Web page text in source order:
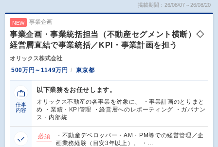
掲載期間：26/08/07～26/08/20
NEW 事業企画
事業企画・事業統括担当（不動産セグメント横断）◇
経営層直結で事業統括／KPI・事業計画を担う
オリックス株式会社
500万円～1149万円
東京都
仕事
内容
以下業務をお任せします。
オリックス不動産の各事業を対象に、 ・事業計画のとりまと
め ・業績・KPI管理 ・経営層へのレポーティング ・ガバナン
ス・内部統…
必須
・不動産デベロッパー・AM・PM等での経営管理／企
画業務経験（目安3年以上）。 ・…